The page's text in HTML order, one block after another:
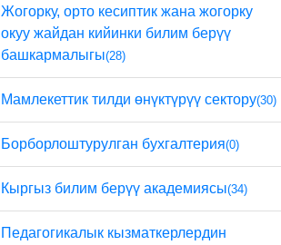
Жогорку, орто кесиптик жана жогорку
окуу жайдан кийинки билим берүү
башкармалыгы(28)
Мамлекеттик тилди өнүктүрүү сектору(30)
Борборлоштурулган бухгалтерия(0)
Кыргыз билим берүү академиясы(34)
Педагогикалык кызматкерлердин